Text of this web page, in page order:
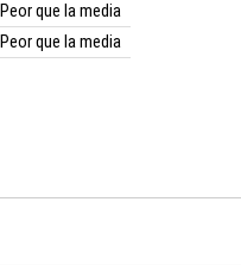
Peor que la media
Peor que la media